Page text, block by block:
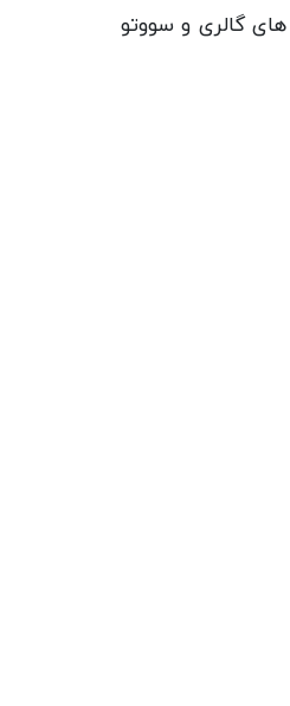
گالری و سووتو